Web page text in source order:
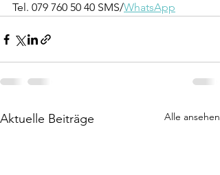
Tel. 079 760 50 40 SMS/WhatsApp
Aktuelle Beiträge Alle ansehen